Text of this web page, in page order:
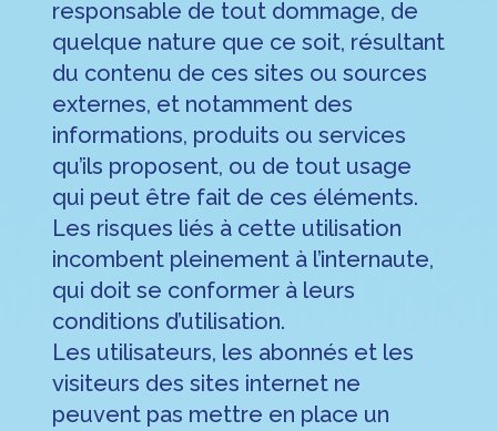
responsable de tout dommage, de
quelque nature que ce soit, résultant
du contenu de ces sites ou sources
externes, et notamment des
informations, produits ou services
qu’ils proposent, ou de tout usage
qui peut être fait de ces éléments.
Les risques liés à cette utilisation
incombent pleinement à l’internaute,
qui doit se conformer à leurs
conditions d’utilisation.
Les utilisateurs, les abonnés et les
visiteurs des sites internet ne
peuvent pas mettre en place un